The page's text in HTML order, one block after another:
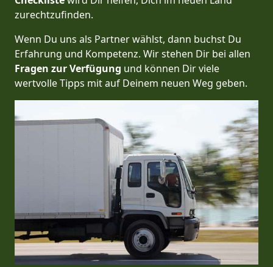
zurechtzufinden.
Wenn Du uns als Partner wählst, dann buchst Du
Erfahrung und Kompetenz. Wir stehen Dir bei allen
Fragen zur Verfügung und können Dir viele
wertvolle Tipps mit auf Deinem neuen Weg geben.